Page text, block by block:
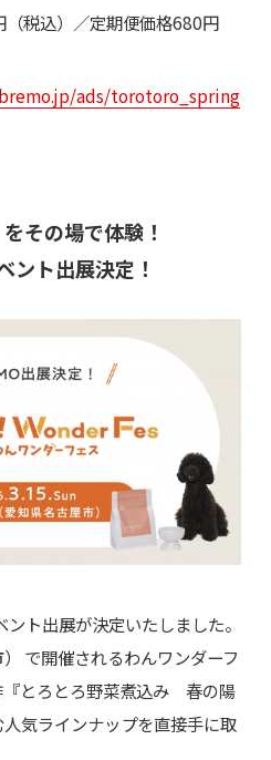
税込）／定期便価格680円
ads/torotoro_spring
その場で体験！
ント出展決定！
ト出展が決定いたしました。
で開催されるわんワンダーフ
『とろとろ野菜煮込み 春の陽
気ラインナップを直接手に取